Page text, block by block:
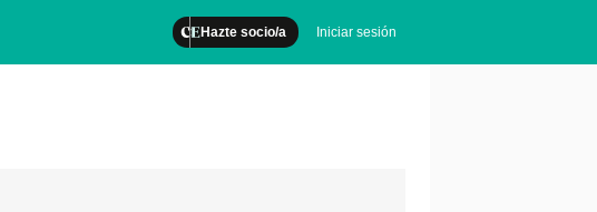
Hazte socio/a Iniciar sesión